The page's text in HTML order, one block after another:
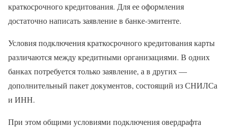
краткосрочного кредитования. Для ее оформления
достаточно написать заявление в банке-эмитенте.
Условия подключения краткосрочного кредитования карты
различаются между кредитными организациями. В одних
банках потребуется только заявление, а в других —
дополнительный пакет документов, состоящий из СНИЛСа
и ИНН.
При этом общими условиями подключения овердрафта